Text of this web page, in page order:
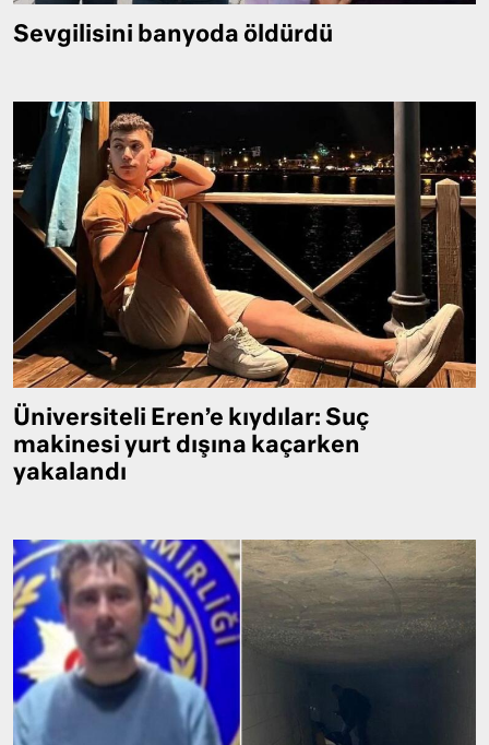
Sevgilisini banyoda öldürdü
Üniversiteli Eren’e kıydılar: Suç
makinesi yurt dışına kaçarken
yakalandı